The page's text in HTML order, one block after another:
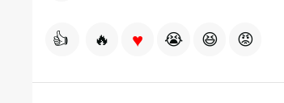
👍 🔥 ♥ 😭 😆 😡